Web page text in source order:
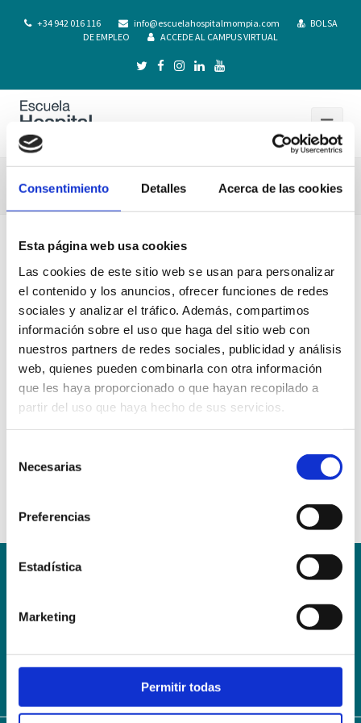
Consentimiento Detalles Acerca de las cookies
Esta página web usa cookies
Las cookies de este sitio web se usan para personalizar
el contenido y los anuncios, ofrecer funciones de redes
sociales y analizar el tráfico. Además, compartimos
información sobre el uso que haga del sitio web con
nuestros partners de redes sociales, publicidad y análisis
web, quienes pueden combinarla con otra información
que les haya proporcionado o que hayan recopilado a
partir del uso que haya hecho de sus servicios.
Necesarias
Preferencias
Estadística
Marketing
Permitir todas
+34 942 016 116 info@escuelahospitalmompia.com
BOLSA
DE EMPLEO
ACCEDE AL CAMPUS VIRTUAL
EXPEDICION.TITULOS.PRESENCIAL.17.18
AVISO LEGAL – TÉRMINOS Y CONDICIONES DE SERVICIOS
Contacto
Webmail User Login